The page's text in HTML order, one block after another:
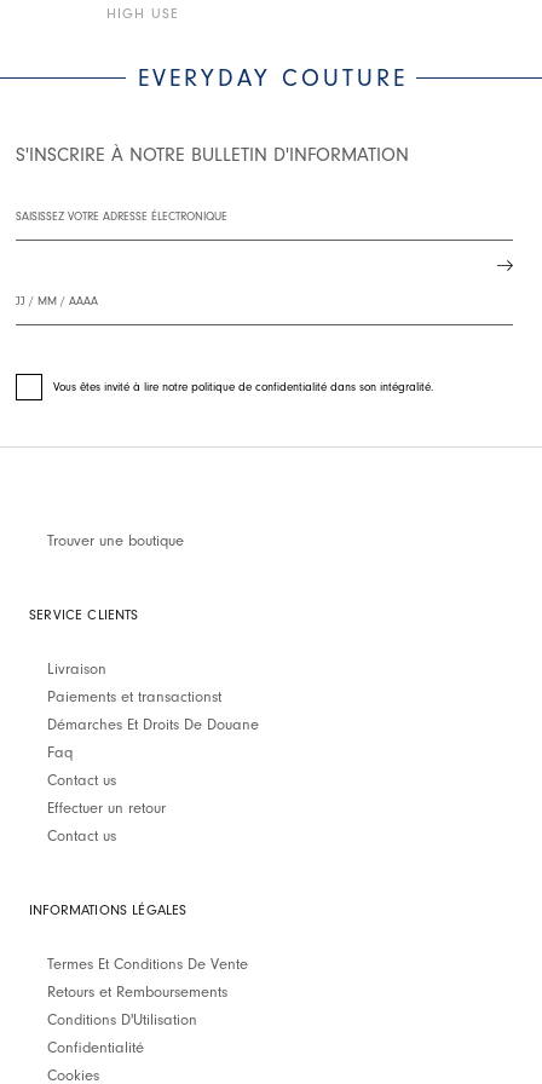
HIGH USE
EVERYDAY COUTURE
S'INSCRIRE À NOTRE BULLETIN D'INFORMATION
Vous êtes invité à lire notre politique de confidentialité dans son intégralité.
Trouver une boutique
SERVICE CLIENTS
Livraison
Paiements et transactionst
Démarches Et Droits De Douane
Faq
Contact us
Effectuer un retour
Contact us
INFORMATIONS LÉGALES
Termes Et Conditions De Vente
Retours et Remboursements
Conditions D'Utilisation
Confidentialité
Cookies